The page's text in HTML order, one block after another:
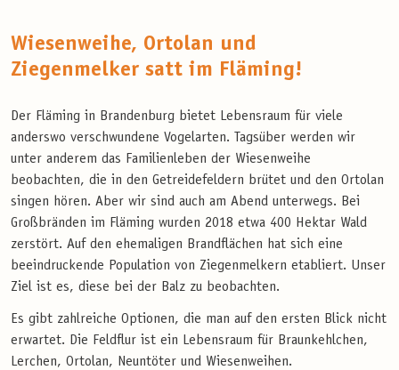
Wiesenweihe, Ortolan und
Ziegenmelker satt im Fläming!
Der Fläming in Brandenburg bietet Lebensraum für viele
anderswo verschwundene Vogelarten. Tagsüber werden wir
unter anderem das Familienleben der Wiesenweihe
beobachten, die in den Getreidefeldern brütet und den Ortolan
singen hören. Aber wir sind auch am Abend unterwegs. Bei
Großbränden im Fläming wurden 2018 etwa 400 Hektar Wald
zerstört. Auf den ehemaligen Brandflächen hat sich eine
beeindruckende Population von Ziegenmelkern etabliert. Unser
Ziel ist es, diese bei der Balz zu beobachten.
Es gibt zahlreiche Optionen, die man auf den ersten Blick nicht
erwartet. Die Feldflur ist ein Lebensraum für Braunkehlchen,
Lerchen, Ortolan, Neuntöter und Wiesenweihen.